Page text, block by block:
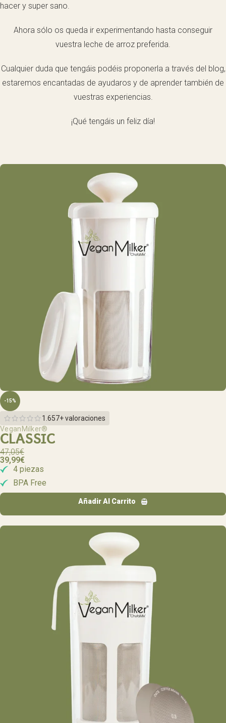
hacer y super sano.
Ahora sólo os queda ir experimentando hasta conseguir
vuestra leche de arroz preferida.
Cualquier duda que tengáis podéis proponerla a través del blog,
estaremos encantadas de ayudaros y de aprender también de
vuestras experiencias.
¡Qué tengáis un feliz día!
-15%
1.657+ valoraciones
VeganMilker®
CLASSIC
47,05€
39,99€
4 piezas
BPA Free
Añadir Al Carrito